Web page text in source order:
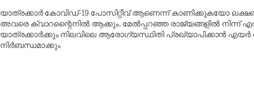
യാത്രക്കാർ കോവിഡ്-19 പോസിറ്റീവ് ആണെന്ന് കാണിക്കുകയോ
അവരെ ക്വാറന്റൈനിൽ ആക്കും. മേൽപ്പറഞ്ഞ രാജ്യങ്ങളിൽ നിന്ന്
യാത്രക്കാർക്കും നിലവിലെ ആരോഗ്യസ്ഥിതി പ്രഖ്യാപിക്കാൻ
നിർബന്ധമാക്കും